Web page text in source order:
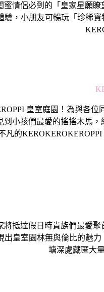
蜜情侶必到的「皇家星願
驗，小朋友可暢玩「珍稀
皇室庭園！為與各
到小孩們最愛的搖搖木馬
凡的
將抵達假日時貴族們最愛
出皇室園林無與倫比的魅
塘深處藏匿大